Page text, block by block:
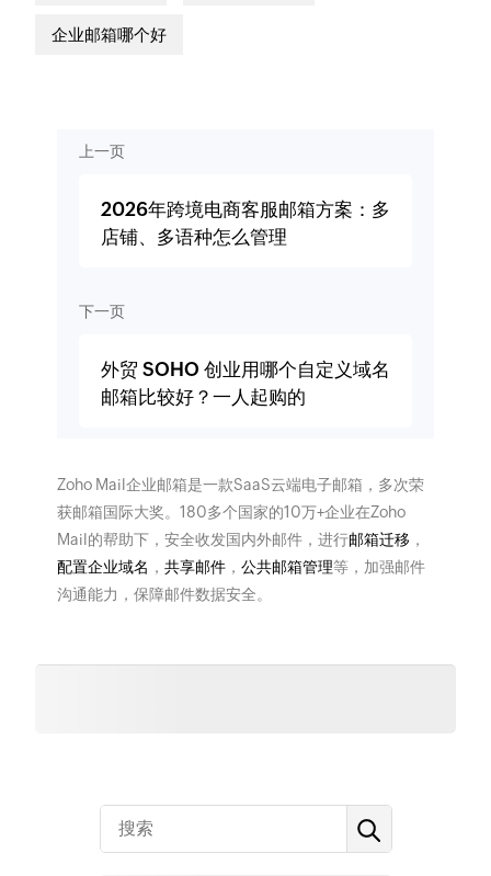
企业邮箱哪个好
上一页
2026年跨境电商客服邮箱方案：多
店铺、多语种怎么管理
下一页
外贸 SOHO 创业用哪个自定义域名
邮箱比较好？一人起购的
Zoho Mail企业邮箱是一款SaaS云端电子邮箱，多次荣
获邮箱国际大奖。180多个国家的10万+企业在Zoho
Mail的帮助下，安全收发国内外邮件，进行邮箱迁移 ，
配置企业域名 ， 共享邮件， 公共邮箱管理等，加强邮件
沟通能力，保障邮件数据安全。